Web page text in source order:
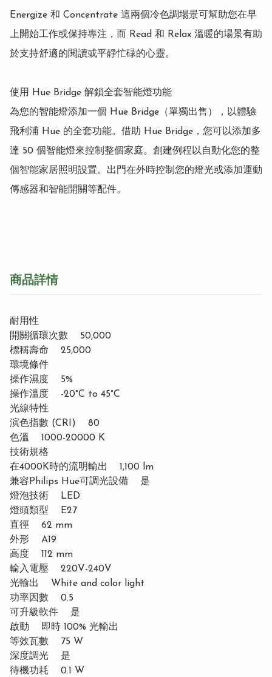
Energize 和 Concentrate 這兩個冷色調場景可幫助您在早
上開始工作或保持專注，而 Read 和 Relax 溫暖的場景有助
於支持舒適的閱讀或平靜忙碌的心靈。
使用 Hue Bridge 解鎖全套智能燈功能
為您的智能燈添加一個 Hue Bridge（單獨出售），以體驗
飛利浦 Hue 的全套功能。借助 Hue Bridge，您可以添加多
達 50 個智能燈來控制整個家庭。創建例程以自動化您的整
個智能家居照明設置。出門在外時控制您的燈光或添加運動
傳感器和智能開關等配件。
商品詳情
耐用性
開關循環次數 50,000
標稱壽命 25,000
環境條件
操作濕度 5%
操作溫度 -20°C to 45°C
光線特性
演色指數 (CRI) 80
色溫 1000-20000 K
技術規格
在4000K時的流明輸出 1,100 lm
兼容Philips Hue可調光設備 是
燈泡技術 LED
燈頭類型 E27
直徑 62 mm
外形 A19
高度 112 mm
輸入電壓 220V-240V
光輸出 White and color light
功率因數 0.5
可升級軟件 是
啟動 即時 100% 光輸出
等效瓦數 75 W
深度調光 是
待機功耗 0.1 W